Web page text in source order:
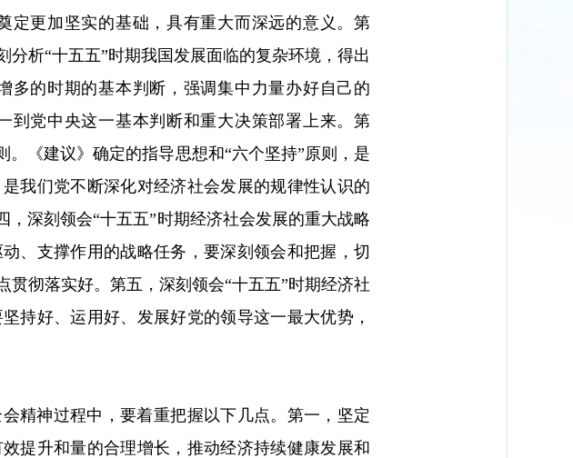
定更加坚实的基础，具有重大而深远的意义。第
析“十五五”时期我国发展面临的复杂环境，得出
多的时期的基本判断，强调集中力量办好自己的
到党中央这一基本判断和重大决策部署上来。第
《建议》确定的指导思想和“六个坚持”原则，是
我们党不断深化对经济社会发展的规律性认识的
深刻领会“十五五”时期经济社会发展的重大战略
、支撑作用的战略任务，要深刻领会和把握，切
彻落实好。第五，深刻领会“十五五”时期经济社
持好、运用好、发展好党的领导这一最大优势，
精神过程中，要着重把握以下几点。第一，坚定
提升和量的合理增长，推动经济持续健康发展和